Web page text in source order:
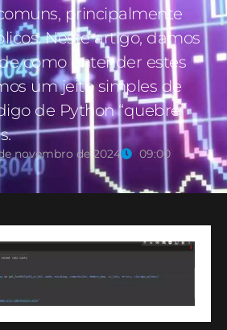
principalmente
Neste artigo, damos
como entender estes
um jeito simples de
de Python “quebre”
novembro de 2024 09:00